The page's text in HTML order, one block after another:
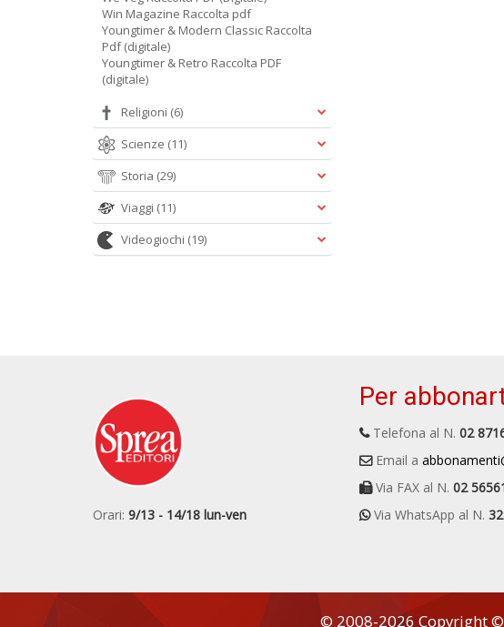
Win Magazine Raccolta pdf
Youngtimer & Modern Classic Raccolta
Pdf (digitale)
Youngtimer & Retro Raccolta PDF
(digitale)
Religioni (6)
Scienze (11)
Storia (29)
Viaggi (11)
Videogiochi (19)
Orari: 9/13 - 14/18 lun-ven
Per
Telefona al N. 02
Email a
Via FAX al N. 02
Via WhatsApp al N.
© 2008-2026 Copyright